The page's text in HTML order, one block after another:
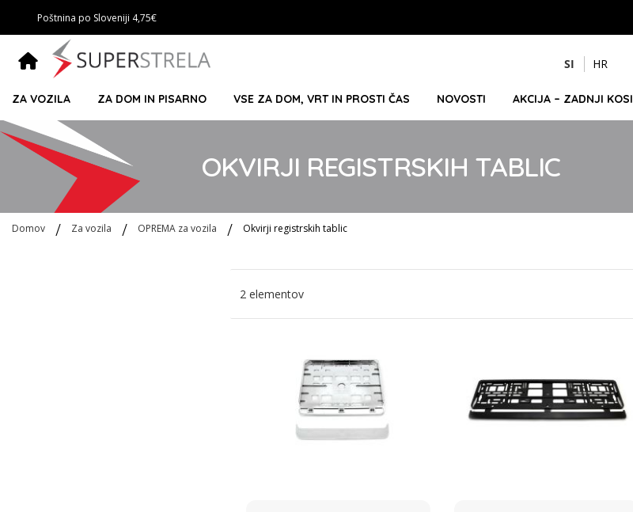
Poštnina po Sloveniji 4,75€
na
SI HR
ZA VOZILA ZA DOM IN PISARNO VSE ZA DOM, VRT IN PROSTI ČAS NOVOSTI AKCIJA – ZADNJI KOSI
OKVIRJI REGISTRSKIH TABLIC
Domov Za vozila OPREMA za vozila Okvirji registrskih tablic
2 elementov